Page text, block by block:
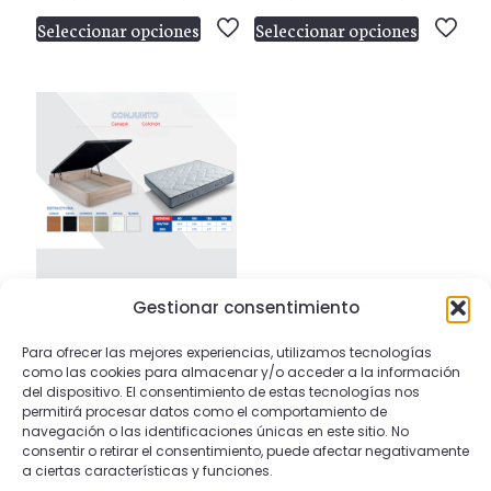
Gestionar consentimiento
Para ofrecer las mejores experiencias, utilizamos tecnologías
como las cookies para almacenar y/o acceder a la información
del dispositivo. El consentimiento de estas tecnologías nos
permitirá procesar datos como el comportamiento de
navegación o las identificaciones únicas en este sitio. No
consentir o retirar el consentimiento, puede afectar negativamente
a ciertas características y funciones.
Nombre*
Correo
electrónico*
Guarda mi nombre, correo electrónico y web
en este navegador para la próxima vez que
de
precios:
Seleccionar opciones
Este
tiene
variantes.
Las
opciones
se
pueden
elegir
página
de
producto
de
Seleccionar opciones
Este
en
página
de
producto
489,00€ - 727,00€Rango
de
precios:
desde
489,00 €
hasta
Seleccionar opciones
Este
producto
tiene
múltiples